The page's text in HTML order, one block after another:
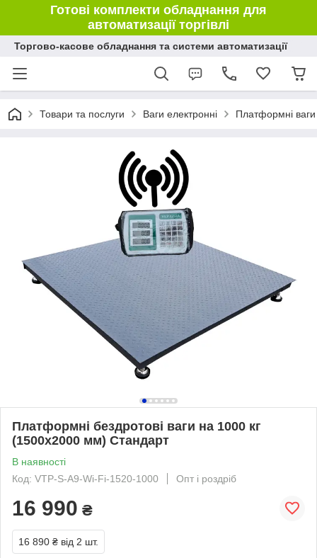
Готові комплекти обладнання для
автоматизації торгівлі
Торгово-касове обладнання та системи автоматизації
Товари та послуги Ваги електронні Платформні ваги
Платформні бездротові ваги на 1000 кг
(1500х2000 мм) Стандарт
В наявності
Код: VTP-S-A9-Wi-Fi-1520-1000
Опт і роздріб
16 990 ₴
16 890 ₴ від 2 шт.